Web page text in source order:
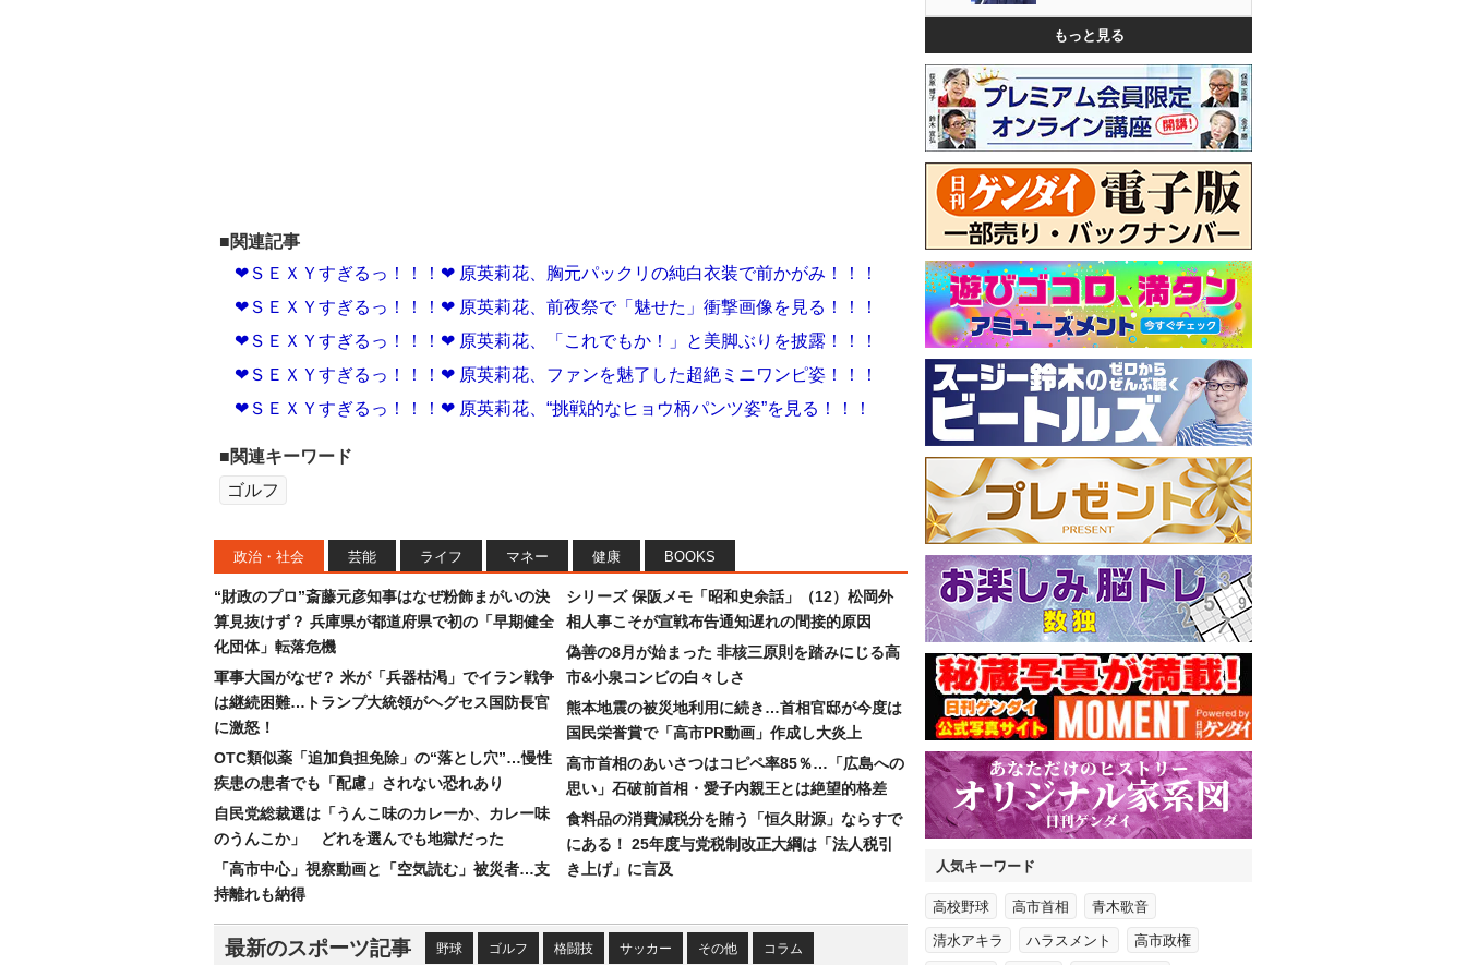
■関連記事
❤ＳＥＸＹすぎるっ！！！❤ 原英莉花、胸元パックリの純白衣装で前かがみ！！！
❤ＳＥＸＹすぎるっ！！！❤ 原英莉花、前夜祭で「魅せた」衝撃画像を見る！！！
❤ＳＥＸＹすぎるっ！！！❤ 原英莉花、「これでもか！」と美脚ぶりを披露！！！
❤ＳＥＸＹすぎるっ！！！❤ 原英莉花、ファンを魅了した超絶ミニワンピ姿！！！
❤ＳＥＸＹすぎるっ！！！❤ 原英莉花、“挑戦的なヒョウ柄パンツ姿”を見る！！！
■関連キーワード
ゴルフ
政治・社会 芸能 ライフ マネー 健康 BOOKS
“財政のプロ”斎藤元彦知事はなぜ粉飾まがいの決
算見抜けず？ 兵庫県が都道府県で初の「早期健全
化団体」転落危機
軍事大国がなぜ？ 米が「兵器枯渇」でイラン戦争
は継続困難…トランプ大統領がヘグセス国防長官
に激怒！
OTC類似薬「追加負担免除」の“落とし穴”…慢性
疾患の患者でも「配慮」されない恐れあり
自民党総裁選は「うんこ味のカレーか、カレー味
のうんこか」 どれを選んでも地獄だった
「高市中心」視察動画と「空気読む」被災者…支
持離れも納得
シリーズ 保阪メモ「昭和史余話」（12）松岡外
相人事こそが宣戦布告通知遅れの間接的原因
偽善の8月が始まった 非核三原則を踏みにじる高
市&小泉コンビの白々しさ
熊本地震の被災地利用に続き…首相官邸が今度は
国民栄誉賞で「高市PR動画」作成し大炎上
高市首相のあいさつはコピペ率85％…「広島への
思い」石破前首相・愛子内親王とは絶望的格差
食料品の消費減税分を賄う「恒久財源」ならすで
にある！ 25年度与党税制改正大綱は「法人税引
き上げ」に言及
最新のスポーツ記事 野球 ゴルフ 格闘技 サッカー その他 コラム
もっと見る
人気キーワード
高校野球 高市首相 青木歌音
清水アキラ ハラスメント 高市政権